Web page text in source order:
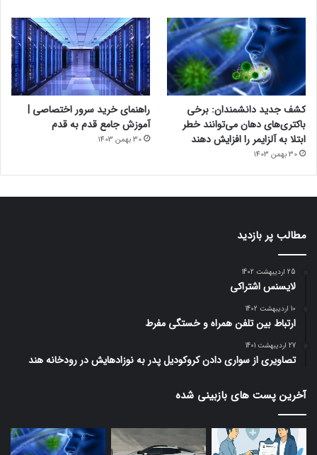
کشف جدید دانشمندان: برخی
باکتری‌های دهان می‌توانند خطر
ابتلا به آلزایمر را افزایش دهند
30 بهمن 1403
راهنمای خرید سرور اختصاصی |
آموزش جامع قدم به قدم
30 بهمن 1403
مطالب پر بازدید
25 اردیبهشت 1402
لایسنس اشتراکی
10 اردیبهشت 1402
ارتباط بین تلفن همراه و خستگی مفرط
27 اردیبهشت 1401
تصاویری از سواری دادن کروکودیل پدر به نوزادهایش در رودخانه هند
آخرین پست های بازبینی شده